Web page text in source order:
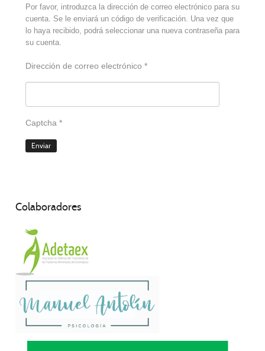
Por favor, introduzca la dirección de correo electrónico para su
cuenta. Se le enviará un código de verificación. Una vez que
lo haya recibido, podrá seleccionar una nueva contraseña para
su cuenta.
Dirección de correo electrónico *
Captcha *
Enviar
Colaboradores